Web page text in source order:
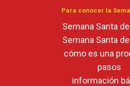
Para conocer la
Semana Santa
Semana Santa
cómo es una
pasos
información